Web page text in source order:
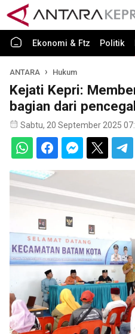
Ekonomi & Ftz Politik
ANTARA Hukum
Kejati Kepri:
bagian dari
Sabtu, 20 September 2025